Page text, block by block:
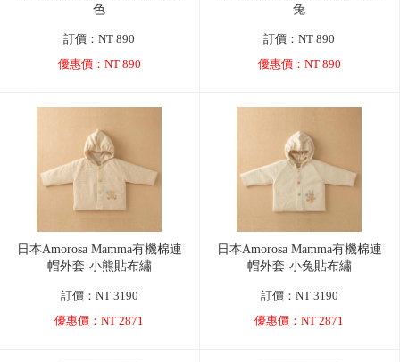
色
訂價：NT 890
優惠價：NT 890
兔
訂價：NT 890
優惠價：NT 890
日本Amorosa Mamma有機棉連
帽外套-小熊貼布繡
訂價：NT 3190
優惠價：NT 2871
日本Amorosa Mamma有機棉連
帽外套-小兔貼布繡
訂價：NT 3190
優惠價：NT 2871